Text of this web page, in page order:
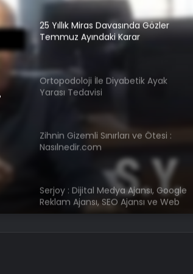
25 Yıllık Miras Davasında Gözler
Temmuz Ayındaki Karar
Duruşmasına Çevrildi
Ortopodoloji İle Diyabetik Ayak
Yarası Tedavisi
Zihnin Gizemli Sınırları ve Ötesi :
Nasılnedir.com
Serjoy : Dijital Medya Ajansı, Google
Reklam Ajansı, SEO Ajansı ve Web
Tasarım Ajansı